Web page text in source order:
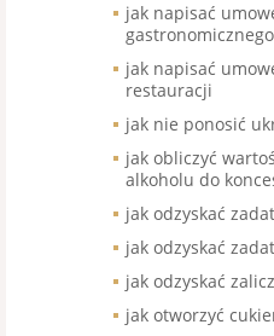
jak napisać
gastronomicznego
jak napisać
restauracji
jak nie ponosić
jak obliczyć
alkoholu do
jak odzyskać
jak odzyskać
jak odzyskać
jak otworzyć